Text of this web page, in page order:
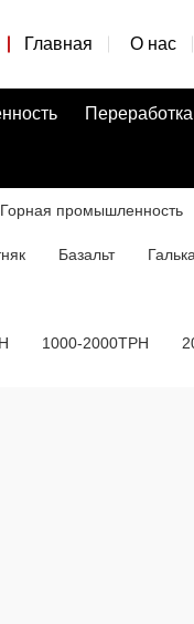
Главная О нас
Горная промышленность
Базальт Галька
1000-2000TPH